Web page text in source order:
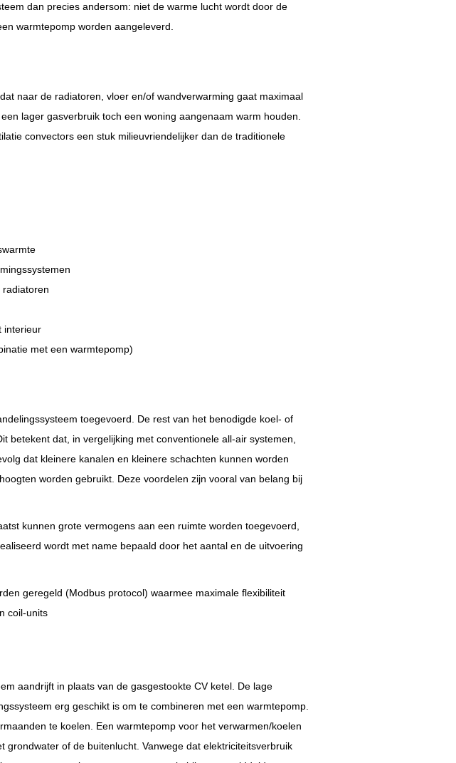
dan precies andersom: niet de warme lucht wordt door de
warmtepomp worden aangeleverd.
naar de radiatoren, vloer en/of wandverwarming gaat maximaal
lager gasverbruik toch een woning aangenaam warm houden.
convectors een stuk milieuvriendelijker dan de traditionele
interieur
met een warmtepomp)
toegevoerd. De rest van het benodigde koel- of
dat, in vergelijking met conventionele all-air systemen,
dat kleinere kanalen en kleinere schachten kunnen worden
worden gebruikt. Deze voordelen zijn vooral van belang bij
kunnen grote vermogens aan een ruimte worden toegevoerd,
wordt met name bepaald door het aantal en de uitvoering
geregeld (Modbus protocol) waarmee maximale flexibiliteit
coil-units
aandrijft in plaats van de gasgestookte CV ketel. De lage
erg geschikt is om te combineren met een warmtepomp.
te koelen. Een warmtepomp voor het verwarmen/koelen
of de buitenlucht. Vanwege dat elektriciteitsverbruik